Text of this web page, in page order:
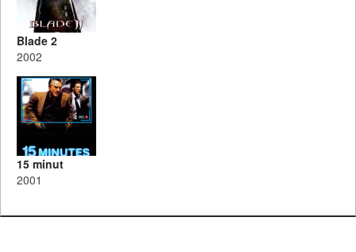
Blade 2
2002
15 minut
2001